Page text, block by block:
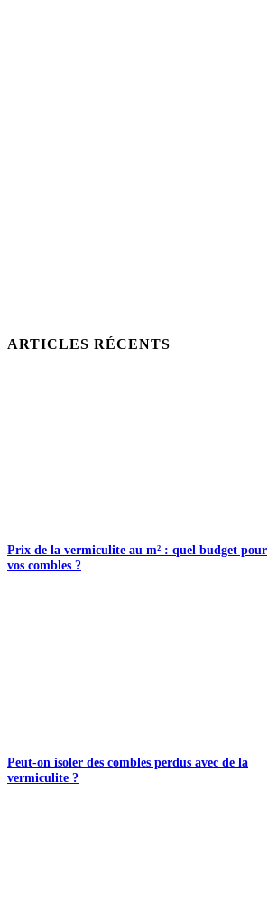
ARTICLES RÉCENTS
Prix de la vermiculite au m² : quel budget pour
vos combles ?
Peut-on isoler des combles perdus avec de la
vermiculite ?